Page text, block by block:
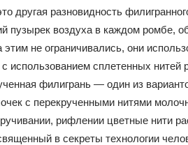
другая разновидность
пузырек воздуха в каждом
не ограничивались, они
использованием сплетенных нитей
филигрань — один из
с перекрученными нитями
рифлении цветные нити
в секреты технологии